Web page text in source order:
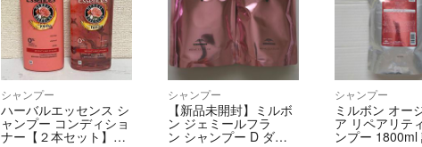
シャンプー
ハーバルエッセンス シ
ャンプー コンディショ
ナー【２本セット】ロ
シャンプー
【新品未開封】ミルボ
ン ジェミールフラ
ン シャンプー D ダイ
シャンプー
ミルボン オー
ア リペアリテ
ンプー 1800ml